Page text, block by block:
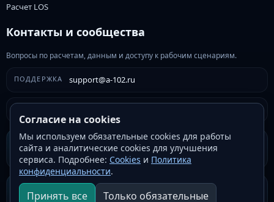
Расчет LOS
Контакты и сообщества
Вопросы по расчетам, данным и доступу к рабочим сценариям.
ПОДДЕРЖКА support@a-102.ru
VK
ВК-сообщество
Согласие на cookies
Мы используем обязательные cookies для работы
сайта и аналитические cookies для улучшения
сервиса. Подробнее: Cookies и Политика
конфиденциальности.
Принять все Только обязательные